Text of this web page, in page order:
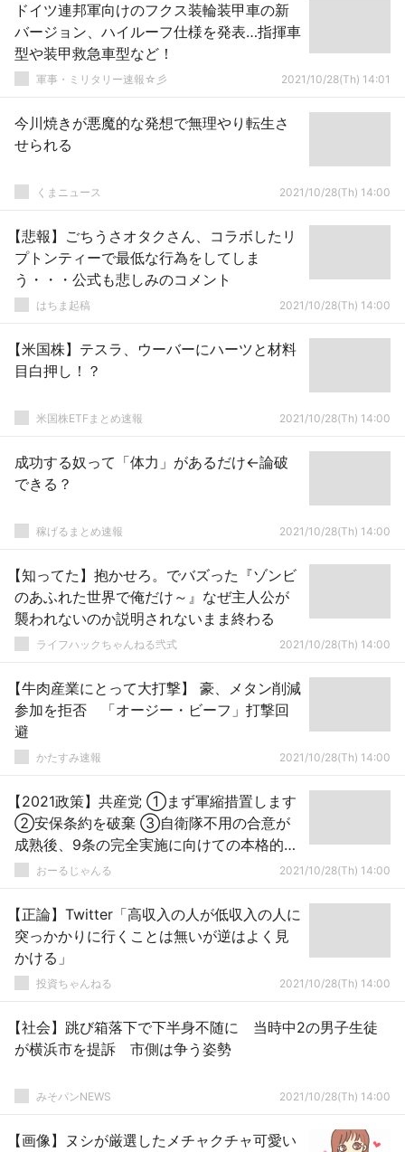
ドイツ連邦軍向けのフクス装輪装甲車の新
バージョン、ハイルーフ仕様を発表…指揮車
型や装甲救急車型など！
軍事・ミリタリー速報☆彡 2021/10/28(Th) 14:01
今川焼きが悪魔的な発想で無理やり転生さ
せられる
くまニュース 2021/10/28(Th) 14:00
【悲報】ごちうさオタクさん、コラボしたリ
プトンティーで最低な行為をしてしま
う・・・公式も悲しみのコメント
はちま起稿 2021/10/28(Th) 14:00
【米国株】テスラ、ウーバーにハーツと材料
目白押し！？
米国株ETFまとめ速報 2021/10/28(Th) 14:00
成功する奴って「体力」があるだけ←論破
できる？
稼げるまとめ速報 2021/10/28(Th) 14:00
【知ってた】抱かせろ。でバズった『ゾンビ
のあふれた世界で俺だけ～』なぜ主人公が
襲われないのか説明されないまま終わる
ライフハックちゃんねる弐式 2021/10/28(Th) 14:00
【牛肉産業にとって大打撃】 豪、メタン削減
参加を拒否 「オージー・ビーフ」打撃回
避
かたすみ速報 2021/10/28(Th) 14:00
【2021政策】共産党 ①まず軍縮措置します
②安保条約を破棄 ③自衛隊不用の合意が
成熟後、9条の完全実施に向けての本格的な
措置に着手
おーるじゃんる 2021/10/28(Th) 14:00
【正論】Twitter「高収入の人が低収入の人に
突っかかりに行くことは無いが逆はよく見
かける」
投資ちゃんねる 2021/10/28(Th) 14:00
【社会】跳び箱落下で下半身不随に 当時中2の男子生徒
が横浜市を提訴 市側は争う姿勢
みそパンNEWS 2021/10/28(Th) 14:00
【画像】ヌシが厳選したメチャクチャ可愛い